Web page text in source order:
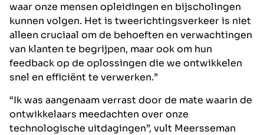
waar onze mensen opleidingen en bijscholingen
kunnen volgen. Het is tweerichtingsverkeer is niet
alleen cruciaal om de behoeften en verwachtingen
van klanten te begrijpen, maar ook om hun
feedback op de oplossingen die we ontwikkelen
snel en efficiënt te verwerken.”
“Ik was aangenaam verrast door de mate waarin de
ontwikkelaars meedachten over onze
technologische uitdagingen”, vult Meersseman